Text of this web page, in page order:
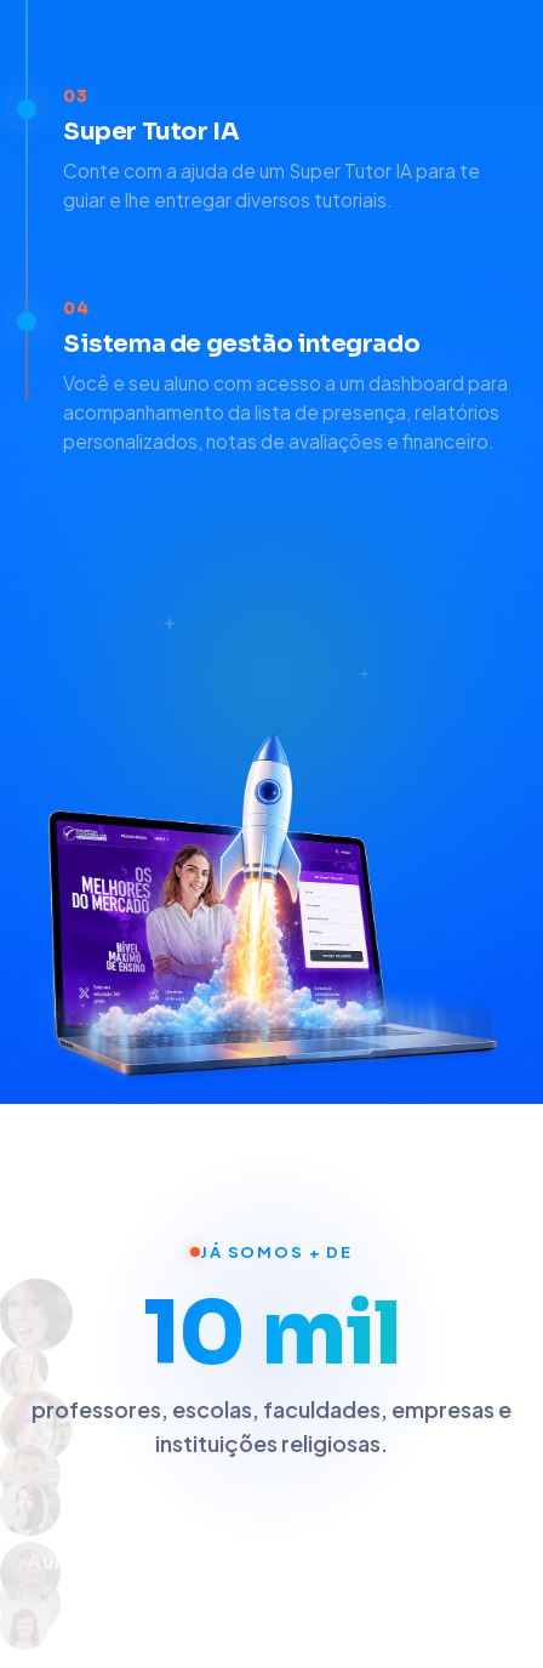
03
Super Tutor IA
Conte com a ajuda de um Super Tutor IA para te
guiar e lhe entregar diversos tutoriais.
04
Sistema de gestão integrado
Você e seu aluno com acesso a um dashboard para
acompanhamento da lista de presença, relatórios
personalizados, notas de avaliações e financeiro.
JÁ SOMOS + DE
10 mil
professores, escolas, faculdades, empresas e
instituições religiosas.